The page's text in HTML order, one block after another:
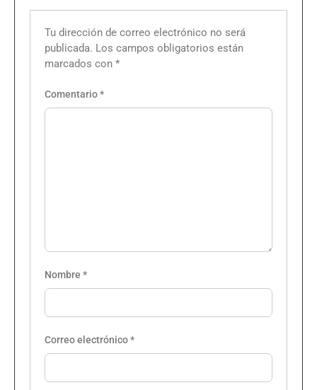
Tu dirección de correo electrónico no será
publicada. Los campos obligatorios están
marcados con *
Comentario*
Nombre *
Correo electrónico*